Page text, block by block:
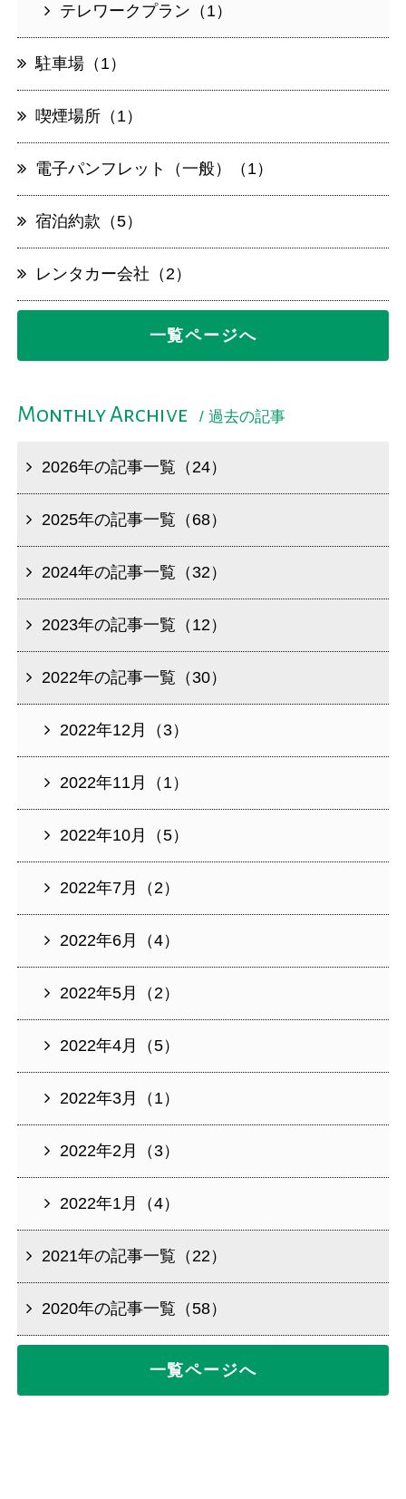
テレワークプラン（1）
駐車場（1）
喫煙場所（1）
電子パンフレット（一般）（1）
宿泊約款（5）
レンタカー会社（2）
一覧ページへ
Monthly Archive / 過去の記事
2026年の記事一覧（24）
2025年の記事一覧（68）
2024年の記事一覧（32）
2023年の記事一覧（12）
2022年の記事一覧（30）
2022年12月（3）
2022年11月（1）
2022年10月（5）
2022年7月（2）
2022年6月（4）
2022年5月（2）
2022年4月（5）
2022年3月（1）
2022年2月（3）
2022年1月（4）
2021年の記事一覧（22）
2020年の記事一覧（58）
一覧ページへ